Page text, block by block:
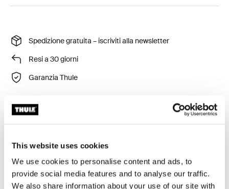
This website uses cookies
We use cookies to personalise content and ads, to
provide social media features and to analyse our traffic.
We also share information about your use of our site with
Spedizione gratuita – iscriviti alla newsletter
Resi a 30 giorni
Garanzia Thule
Una borsa da ciclismo appositamente progettata per i